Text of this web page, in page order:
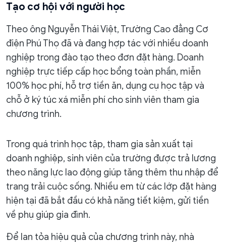
Tạo cơ hội với người học
Theo ông Nguyễn Thái Việt, Trường Cao đẳng Cơ
điện Phú Thọ đã và đang hợp tác với nhiều doanh
nghiệp trong đào tạo theo đơn đặt hàng. Doanh
nghiệp trực tiếp cấp học bổng toàn phần, miễn
100% học phí, hỗ trợ tiền ăn, dụng cụ học tập và
chỗ ở ký túc xá miễn phí cho sinh viên tham gia
chương trình.
Trong quá trình học tập, tham gia sản xuất tại
doanh nghiệp, sinh viên của trường được trả lương
theo năng lực lao động giúp tăng thêm thu nhập để
trang trải cuộc sống. Nhiều em từ các lớp đặt hàng
hiện tại đã bắt đầu có khả năng tiết kiệm, gửi tiền
về phụ giúp gia đình.
Để lan tỏa hiệu quả của chương trình này, nhà